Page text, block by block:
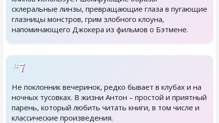
склеральные линзы, превращающие глаза в пугающие
глазницы монстров, грим злобного клоуна,
напоминающего Джокера из фильмов о Бэтмене.
#7
Не поклонник вечеринок, редко бывает в клубах и на
ночных тусовках. В жизни Антон – простой и приятный
парень, который любить читать книги, в том числе и
классические произведения.